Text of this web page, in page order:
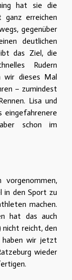
hat sie die
ganz erreichen
gegenüber
deutlichen
das Ziel, die
Rudern
wir dieses Mal
– zumindest
Lisa und
schon im
in den Sport zu
machen.
hat das auch
nicht reicht, den
haben wir jetzt
wieder